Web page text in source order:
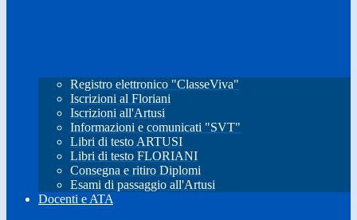
Registro elettronico "ClasseViva"
Iscrizioni al Floriani
Iscrizioni all'Artusi
Informazioni e comunicati "SVT"
Libri di testo ARTUSI
Libri di testo FLORIANI
Consegna e ritiro Diplomi
Esami di passaggio all'Artusi
Docenti e ATA